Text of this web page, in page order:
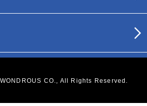
CO., All Rights Reserved.